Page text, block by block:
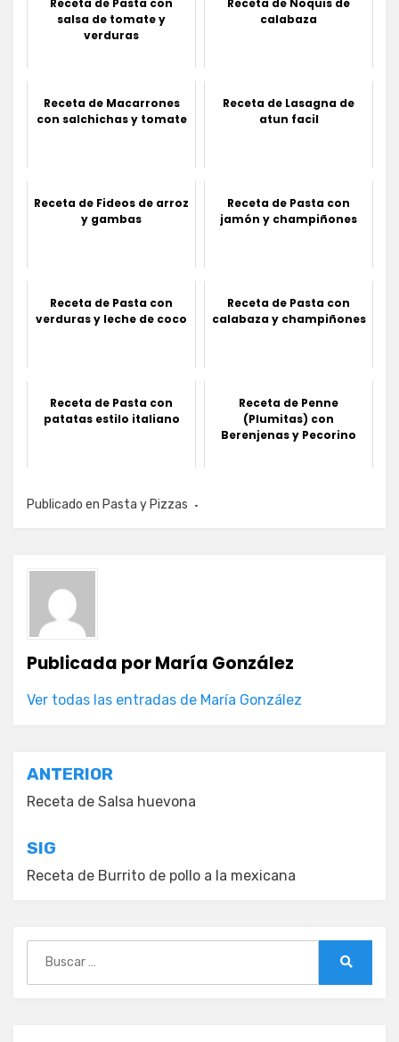
Receta de Pasta con
salsa de tomate y
verduras
Receta de Ñoquis de
calabaza
Receta de Macarrones
con salchichas y tomate
Receta de Lasagna de
atun facil
Receta de Fideos de arroz
y gambas
Receta de Pasta con
jamón y champiñones
Receta de Pasta con
verduras y leche de coco
Receta de Pasta con
calabaza y champiñones
Receta de Pasta con
patatas estilo italiano
Receta de Penne
(Plumitas) con
Berenjenas y Pecorino
Publicado en Pasta y Pizzas
Publicada porMaría González
Ver todas las entradas de María González
Navegación
de
entradas
ANTERIOR
Receta de Salsa huevona
SIG
Receta de Burrito de pollo a la mexicana